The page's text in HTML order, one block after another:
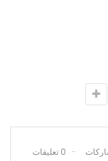
0 تعليقات